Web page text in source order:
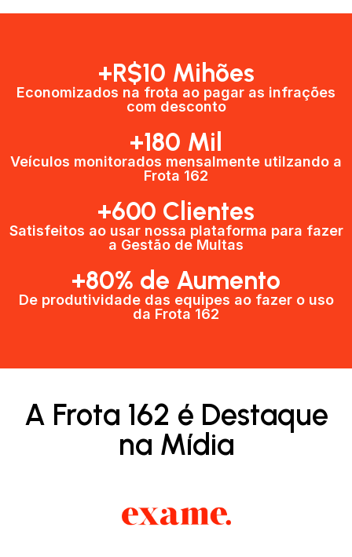
+R$10 Mihões
Economizados na frota ao pagar as infrações
com desconto
+180 Mil
Veículos monitorados mensalmente utilzando a
Frota 162
+600 Clientes​
Satisfeitos ao usar nossa plataforma para fazer
a Gestão de Multas​
+80% de Aumento
De produtividade das equipes ao fazer o uso
da Frota 162​
A Frota 162 é Destaque
na Mídia